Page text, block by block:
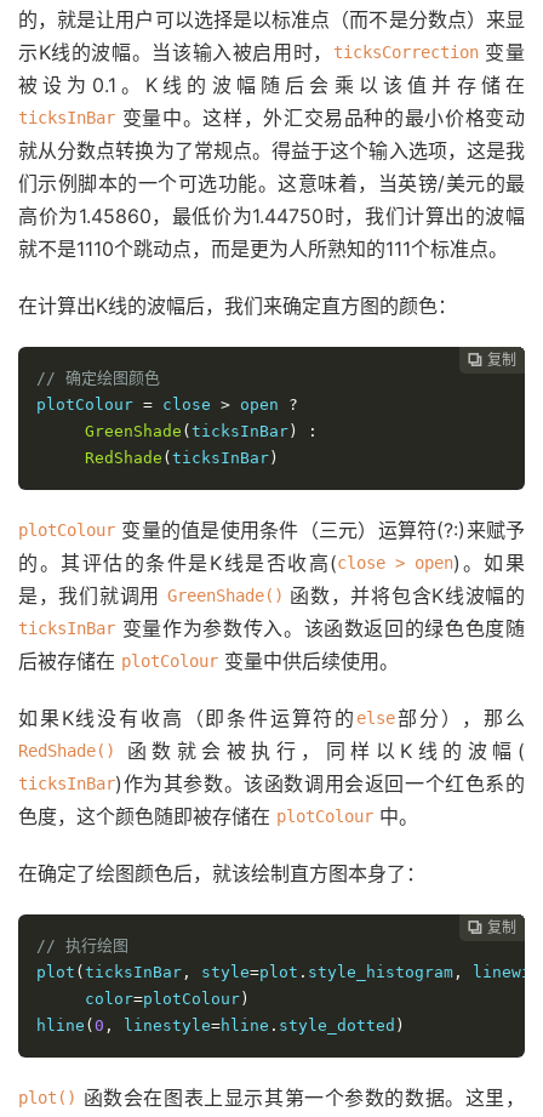
的，就是让用户可以选择是以标准点（而不是分数点）来显
示K线的波幅。当该输入被启用时，
ticksCorrection变量
被设为0.1。K线的波幅随后会乘以该值并存储在
ticksInBar 变量中。这样，外汇交易品种的最小价格变动
就从分数点转换为了常规点。得益于这个输入选项，这是我
们示例脚本的一个可选功能。这意味着，当英镑/美元的最
高价为1.45860，最低价为1.44750时，我们计算出的波幅
就不是1110个跳动点，而是更为人所熟知的111个标准点。
在计算出K线的波幅后，我们来确定直方图的颜色：
 复制
 复制
 复制
 复制
 复制
 复制
 复制
 复制
 复制
 复制
// 确定绘图颜色
plotColour = close > open ?
GreenShade ( ticksInBar )
:
RedShade ( ticksInBar )
plotColour 变量的值是使用条件（三元）运算符(?:)来赋予
的。其评估的条件是K线是否收高(close > open)。如果
是，我们就调用
GreenShade() 函数，并将包含K线波幅的
ticksInBar 变量作为参数传入。该函数返回的绿色色度随
后被存储在 plotColour 变量中供后续使用。
如果K线没有收高（即条件运算符的 else部分），那么
RedShade() 函数就会被执行，同样以K线的波幅(
ticksInBar)作为其参数。该函数调用会返回一个红色系的
色度，这个颜色随即被存储在 plotColour 中。
在确定了绘图颜色后，就该绘制直方图本身了：
 复制
 复制
 复制
 复制
 复制
 复制
 复制
 复制
 复制
// 执行绘图
plot ( ticksInBar , style=plot . style_histogram ,
     color
=plotColour )
hline ( 0 , linestyle=hline . style_dotted )
plot() 函数会在图表上显示其第一个参数的数据。这里，